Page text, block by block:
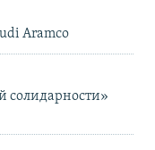
Aramco
солидарности»